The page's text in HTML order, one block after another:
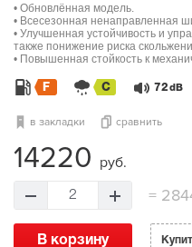
• Обновлённая модель.
• Всесезонная ненаправленная
• Улучшенная устойчивость и
также понижение риска
• Повышенная стойкость к
F C 72 dB
в закладки сравнить
14220 руб.
2 =
В корзину